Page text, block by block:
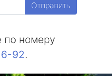
Отправить
по номеру
92.